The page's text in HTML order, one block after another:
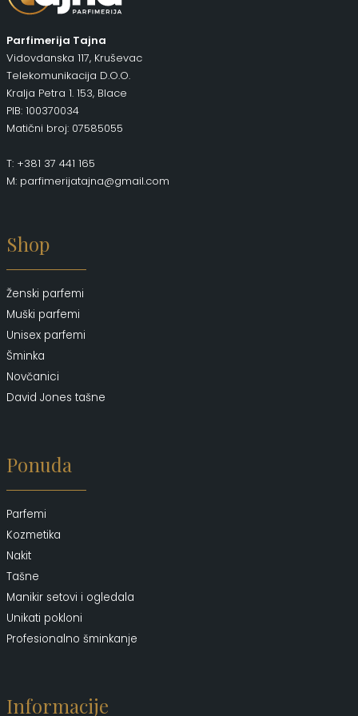
Parfimerija Tajna
Vidovdanska 117, Kruševac
Telekomunikacija D.O.O.
Kralja Petra 1. 153, Blace
PIB: 100370034
Matični broj: 07585055
T: +381 37 441 165
M: parfimerijatajna@gmail.com
Shop
Ženski parfemi
Muški parfemi
Unisex parfemi
Šminka
Novčanici
David Jones tašne
Ponuda
Parfemi
Kozmetika
Nakit
Tašne
Manikir setovi i ogledala
Unikati pokloni
Profesionalno šminkanje
Informacije